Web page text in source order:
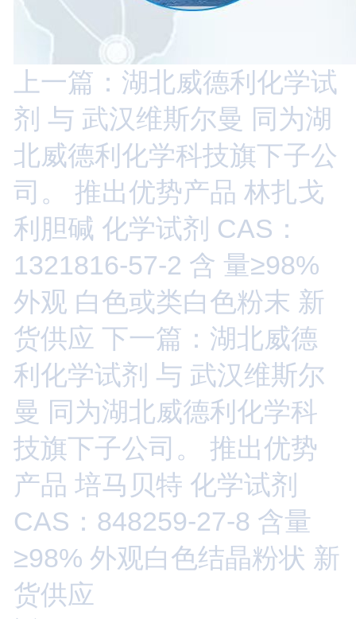
上一篇：湖北威德利化学试
剂 与 武汉维斯尔曼 同为湖
北威德利化学科技旗下子公
司。 推出优势产品 林扎戈
利胆碱 化学试剂 CAS：
1321816-57-2 含 量≥98%
外观 白色或类白色粉末 新
货供应 下一篇：湖北威德
利化学试剂 与 武汉维斯尔
曼 同为湖北威德利化学科
技旗下子公司。 推出优势
产品 培马贝特 化学试剂
CAS：848259-27-8 含量
≥98% 外观白色结晶粉状 新
货供应